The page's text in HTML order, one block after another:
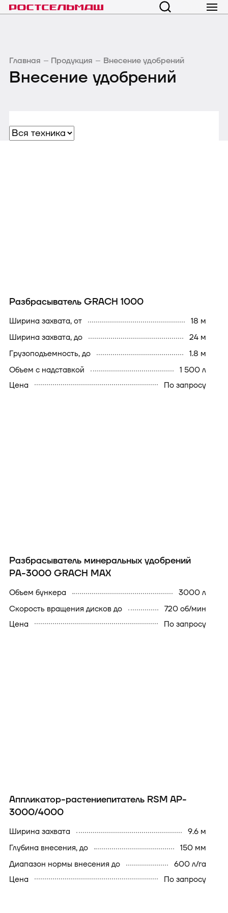
Главная Продукция Внесение удобрений
Внесение удобрений
Разбрасыватель GRACH 1000
Ширина захвата, от
18 м
Ширина захвата, до
24 м
Грузоподъемность, до
1.8 м
Объем с надставкой
1 500 л
Цена
По запросу
Разбрасыватель минеральных удобрений
РА-3000 GRACH MAX
Объем бункера
3000 л
Скорость вращения дисков до
720 об/мин
Цена
По запросу
Аппликатор-растениепитатель RSM AP-
3000/4000
Ширина захвата
9.6 м
Глубина внесения, до
150 мм
Диапазон нормы внесения до
600 л/га
Цена
По запросу